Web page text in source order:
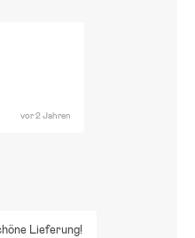
vor 2 Jahren
Lieferung!